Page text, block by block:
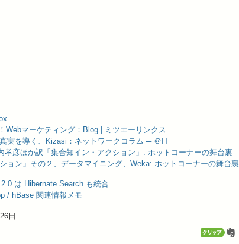
Webマーケティング：Blog | ミツエーリンクス
実を導く、Kizasi：ネットワークコラム ─ ＠IT
孝彦ほか訳「集合知イン・アクション」: ホットコーナーの舞台裏
ョン」その２、データマイニング、Weka: ホットコーナーの舞台裏
は Hibernate Search も統合
/ hBase 関連情報メモ
日